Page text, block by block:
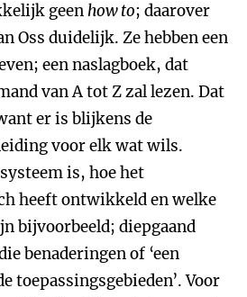
geenhow to; daarover
Oss duidelijk. Ze hebben een
een naslagboek, dat
van A tot Z zal lezen. Dat
er is blijkens de
voor elk wat wils.
is, hoe het
heeft ontwikkeld en welke
bijvoorbeeld; diepgaand
benaderingen of ‘een
toepassingsgebieden’. Voor